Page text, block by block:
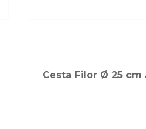
Cesta Filor Ø 25 cm